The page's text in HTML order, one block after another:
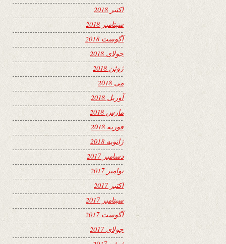
اکتبر 2018
سپتامبر 2018
آگوست 2018
جولای 2018
ژوئن 2018
می 2018
آوریل 2018
مارس 2018
فوریه 2018
ژانویه 2018
دسامبر 2017
نوامبر 2017
اکتبر 2017
سپتامبر 2017
آگوست 2017
جولای 2017